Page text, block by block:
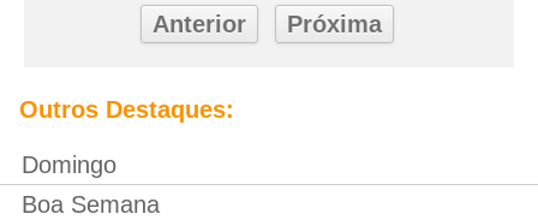
Anterior Próxima
Outros Destaques:
Domingo
Boa Semana